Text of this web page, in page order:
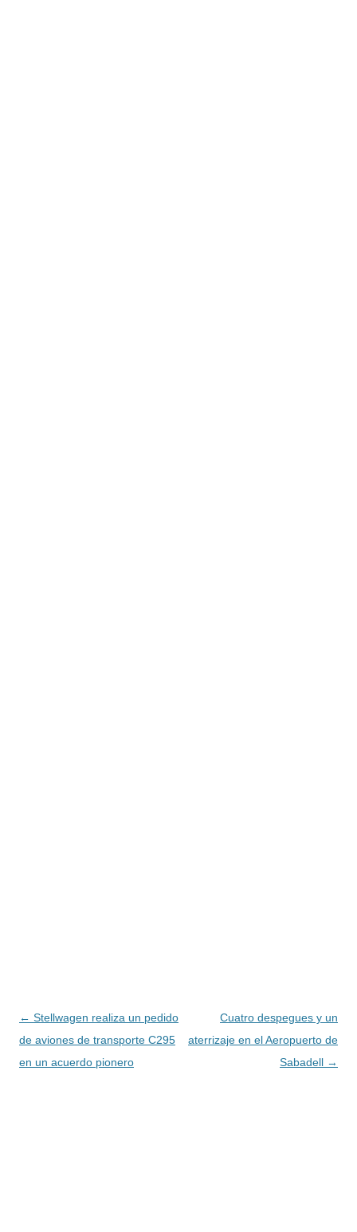
Navegación
de
entradas
← Stellwagen realiza un pedido
de aviones de transporte C295
en un acuerdo pionero
Cuatro despegues y un
aterrizaje en el Aeropuerto de
Sabadell →